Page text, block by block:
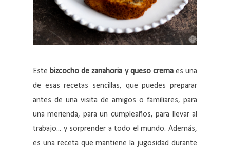
Este bizcocho de zanahoria y queso cremaes una
de esas recetas sencillas, que puedes preparar
antes de una visita de amigos o familiares, para
una merienda, para un cumpleaños, para llevar al
trabajo... y sorprender a todo el mundo. Además,
es una receta que mantiene la jugosidad durante